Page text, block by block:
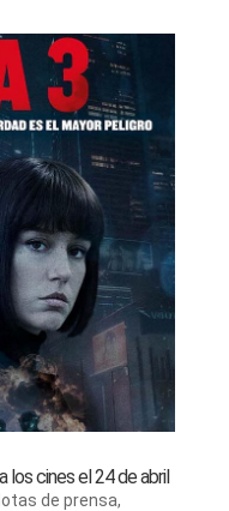
los cines el 24 de abril
de prensa,